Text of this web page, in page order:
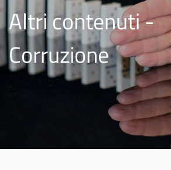
Altri contenuti -
Corruzione